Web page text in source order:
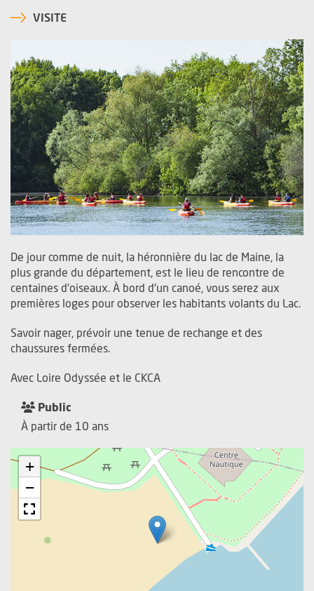
VISITE
De jour comme de nuit, la héronnière du lac de Maine, la
plus grande du département, est le lieu de rencontre de
centaines d'oiseaux. À bord d'un canoé, vous serez aux
premières loges pour observer les habitants volants du Lac.
Savoir nager, prévoir une tenue de rechange et des
chaussures fermées.
Avec Loire Odyssée et le CKCA
Public
À partir de 10 ans
+
−